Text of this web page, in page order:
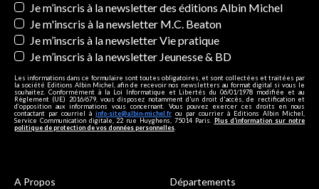
Newsletters
Je m’inscris à la newsletter des éditions Albin Michel
Je m'inscris à la newsletter M.C. Beaton
Je m’inscris à la newsletter Vie pratique
Je m’inscris à la newsletter Jeunesse & BD
Les informations dans ce formulaire sont toutes obligatoires, et sont collectées et traitées par
la société Editions Albin Michel, afin de recevoir nos newsletters au format digital si vous le
souhaitez. Conformément à la Loi Informatique et Libertés du 06/01/1978 modifiée et au
Règlement (UE) 2016/679, vous disposez notamment d'un droit d'accès, de rectification et
d’opposition aux informations vous concernant. Vous pouvez exercer ces droits en nous
contactant par courriel à info-site@albin-michel.fr ou par courrier à Editions Albin Michel,
Service Communication digitale, 22 rue Huyghens, 75014 Paris. Plus d’information sur notre
politique de protection de vos données personnelles
A Propos Départements